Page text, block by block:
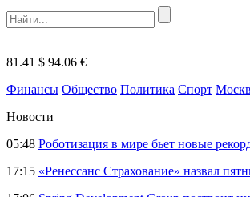
81.41 $ 94.06 €
Финансы Общество Политика Спорт
Новости
05:48 Роботизация в мире бьет новые
17:15 «Ренессанс Страхование» назвал